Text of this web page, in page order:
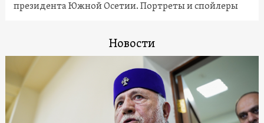
президента Южной Осетии. Портреты и спойлеры
Новости